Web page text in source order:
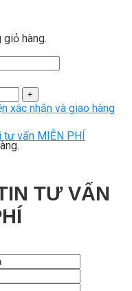
hàng.
xác nhận và giao hàng
tư vấn MIỄN PHÍ
TƯ VẤN